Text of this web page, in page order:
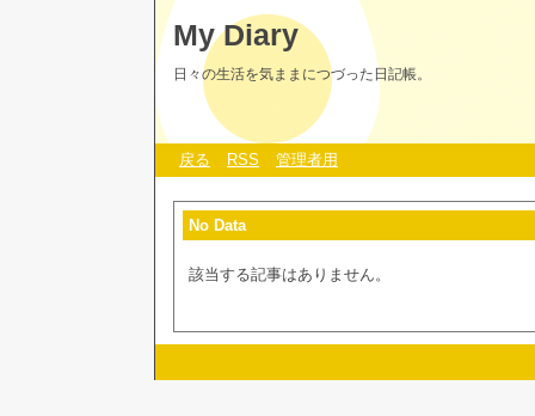
My Diary
日々の生活を気ままにつづった日記帳。
戻る RSS 管理者用
No Data
該当する記事はありません。